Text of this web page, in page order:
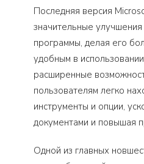
Последняя версия
значительные
программы, делая его
удобным в
расширенные
пользователям легко
инструменты и опции,
документами и повышая
Одной из главных